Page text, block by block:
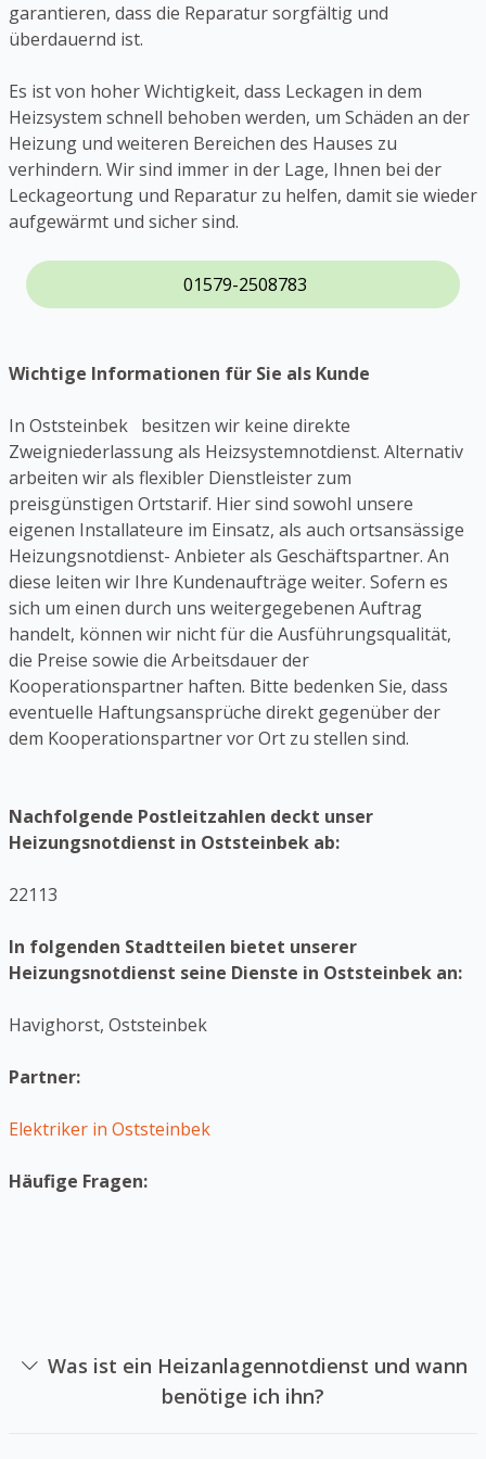
garantieren, dass die Reparatur sorgfältig und
überdauernd ist.
Es ist von hoher Wichtigkeit, dass Leckagen in dem
Heizsystem schnell behoben werden, um Schäden an der
Heizung und weiteren Bereichen des Hauses zu
verhindern. Wir sind immer in der Lage, Ihnen bei der
Leckageortung und Reparatur zu helfen, damit sie wieder
aufgewärmt und sicher sind.
01579-2508783
Wichtige Informationen für Sie als Kunde
In Oststeinbek besitzen wir keine direkte
Zweigniederlassung als Heizsystemnotdienst. Alternativ
arbeiten wir als flexibler Dienstleister zum
preisgünstigen Ortstarif. Hier sind sowohl unsere
eigenen Installateure im Einsatz, als auch ortsansässige
Heizungsnotdienst- Anbieter als Geschäftspartner. An
diese leiten wir Ihre Kundenaufträge weiter. Sofern es
sich um einen durch uns weitergegebenen Auftrag
handelt, können wir nicht für die Ausführungsqualität,
die Preise sowie die Arbeitsdauer der
Kooperationspartner haften. Bitte bedenken Sie, dass
eventuelle Haftungsansprüche direkt gegenüber der
dem Kooperationspartner vor Ort zu stellen sind.
Nachfolgende Postleitzahlen deckt unser
Heizungsnotdienst in Oststeinbek ab:
22113
In folgenden Stadtteilen bietet unserer
Heizungsnotdienst seine Dienste in Oststeinbek an:
Havighorst, Oststeinbek
Partner:
Elektriker in Oststeinbek
Häufige Fragen:
Was ist ein Heizanlagennotdienst und wann
benötige ich ihn?